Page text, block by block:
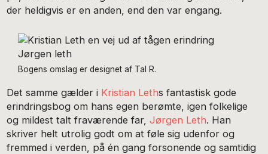
der heldigvis er en anden, end den var engang.
Bogens omslag er designet af Tal R.
Det samme gælder i Kristian Leths fantastisk gode
erindringsbog om hans egen berømte, igen folkelige
og mildest talt fraværende far,Jørgen Leth. Han
skriver helt utrolig godt om at føle sig udenfor og
fremmed i verden, på én gang forsonende og samtidig